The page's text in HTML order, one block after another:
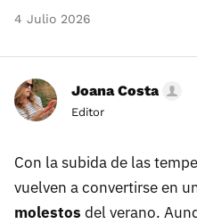
4 Julio 2026
Joana Costa
Editor
Con la subida de las
vuelven a convertirse en
molestos del verano.